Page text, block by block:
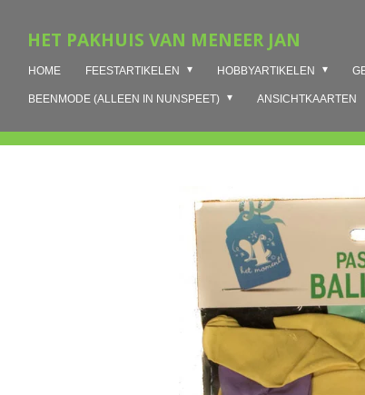
direct
hoofdinhoud
HET PAKHUIS VAN MENEER JAN
HOME FEESTARTIKELEN HOBBYARTIKELEN
BEENMODE (ALLEEN IN NUNSPEET) ANSICHTKAARTEN